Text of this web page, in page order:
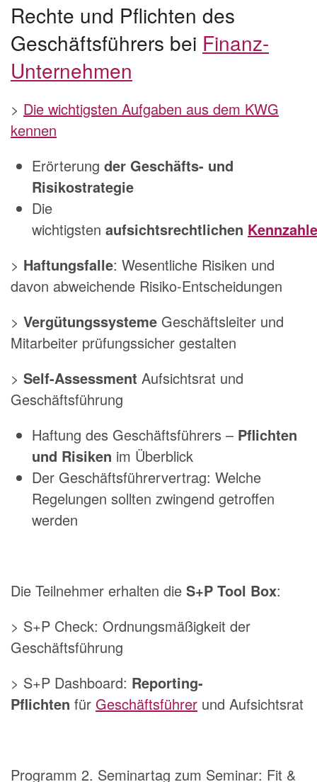
Rechte und Pflichten des
Geschäftsführers bei Finanz-
Unternehmen
> Die wichtigsten Aufgaben aus dem KWG
kennen
Erörterung der Geschäfts- und
Risikostrategie
Die
wichtigsten aufsichtsrechtlichen
> Haftungsfalle: Wesentliche Risiken und
davon abweichende Risiko-Entscheidungen
> Vergütungssysteme Geschäftsleiter und
Mitarbeiter prüfungssicher gestalten
> Self-Assessment Aufsichtsrat und
Geschäftsführung
Haftung des Geschäftsführers – Pflichten
und Risiken im Überblick
Der Geschäftsführervertrag: Welche
Regelungen sollten zwingend getroffen
werden
Die Teilnehmer erhalten die S+P Tool Box:
> S+P Check: Ordnungsmäßigkeit der
Geschäftsführung
> S+P Dashboard: Reporting-
Pflichten für Geschäftsführer und Aufsichtsrat
Programm 2. Seminartag zum Seminar: Fit &